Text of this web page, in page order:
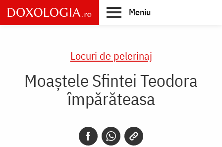
Skip
to
main
Meniu
Locuri de pelerinaj
Moaştele Sfintei Teodora
împărăteasa